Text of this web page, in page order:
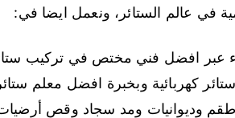
في عالم الستائر، ونعمل ايضا في:
عبر افضل فني مختص في تركيب
كهربائية وبخبرة افضل معلم ستائر
أطقم وديوانيات ومد سجاد وقص